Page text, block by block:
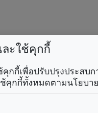
ละใช้คุกกี้
คุกกี้เพื่อปรับปรุงประสบ
คุกกี้ทั้งหมดตามนโยบา